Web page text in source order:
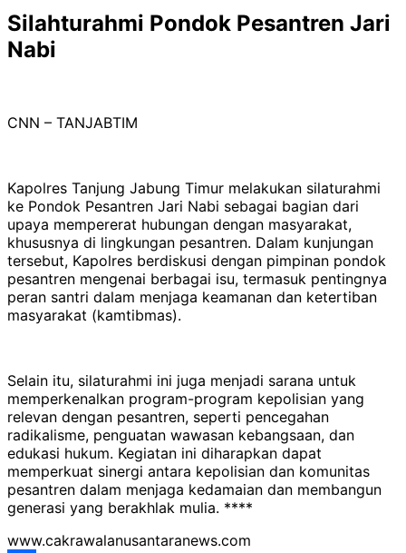
Silahturahmi Pondok Pesantren Jari
Nabi
CNN – TANJABTIM
Kapolres Tanjung Jabung Timur melakukan silaturahmi
ke Pondok Pesantren Jari Nabi sebagai bagian dari
upaya mempererat hubungan dengan masyarakat,
khususnya di lingkungan pesantren. Dalam kunjungan
tersebut, Kapolres berdiskusi dengan pimpinan pondok
pesantren mengenai berbagai isu, termasuk pentingnya
peran santri dalam menjaga keamanan dan ketertiban
masyarakat (kamtibmas).
Selain itu, silaturahmi ini juga menjadi sarana untuk
memperkenalkan program-program kepolisian yang
relevan dengan pesantren, seperti pencegahan
radikalisme, penguatan wawasan kebangsaan, dan
edukasi hukum. Kegiatan ini diharapkan dapat
memperkuat sinergi antara kepolisian dan komunitas
pesantren dalam menjaga kedamaian dan membangun
generasi yang berakhlak mulia. ****
www.cakrawalanusantaranews.com